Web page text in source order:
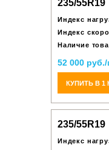
235/55R19
Индекс
Индекс
Наличие
52 000
КУПИТЬ В 1
235/55R19
Индекс